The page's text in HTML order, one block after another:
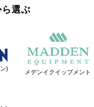
選ぶ
) メデンイクイップメント